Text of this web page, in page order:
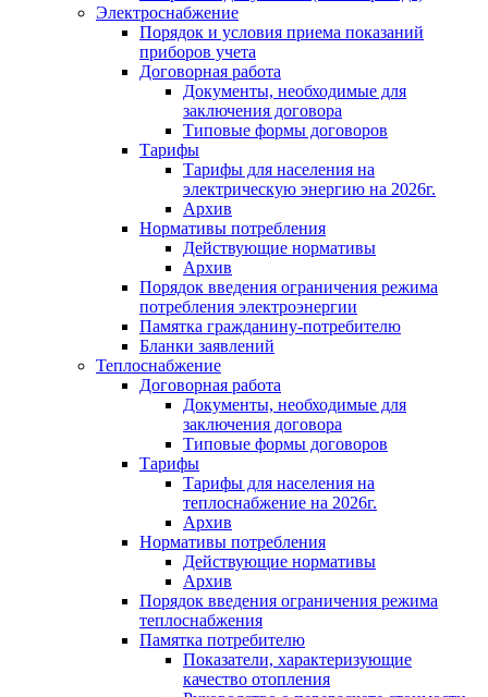
Электроснабжение
Порядок и условия приема показаний
приборов учета
Договорная работа
Документы, необходимые для
заключения договора
Типовые формы договоров
Тарифы
Тарифы для населения на
электрическую энергию на 2026г.
Архив
Нормативы потребления
Действующие нормативы
Архив
Порядок введения ограничения режима
потребления электроэнергии
Памятка гражданину-потребителю
Бланки заявлений
Теплоснабжение
Договорная работа
Документы, необходимые для
заключения договора
Типовые формы договоров
Тарифы
Тарифы для населения на
теплоснабжение на 2026г.
Архив
Нормативы потребления
Действующие нормативы
Архив
Порядок введения ограничения режима
теплоснабжения
Памятка потребителю
Показатели, характеризующие
качество отопления